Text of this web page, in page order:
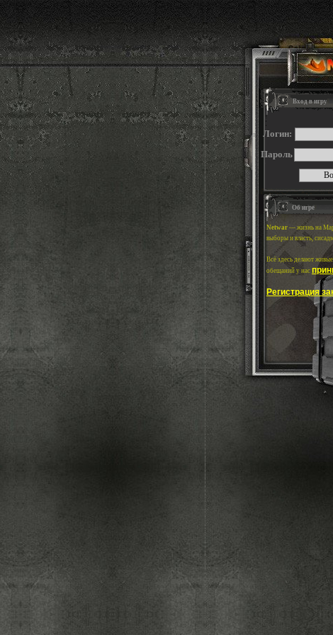
Вход в игру
п
Логин:
Пароль
Об игре
Netwar — жизнь на
выборы и власть,
Всё здесь делают
обещаний у нас
Регистрация